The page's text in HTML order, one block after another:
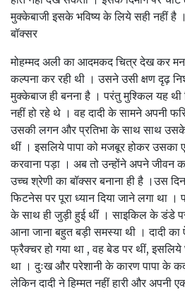
मुक्केबाजी इसके भविष्य के लिये सही नहीं है
बॉक्सर
मोहम्मद अली का आदमकद चित्र देख कर मन
कल्पना कर रही थी । उसने उसी क्षण दृढ़
मुक्केबाज ही बनना है । परंतु मुश्किल यह थी
नहीं हो रहे थे । वह दादी के सामने अपनी
उसकी लगन और प्रतिभा के साथ साथ
थीं । इसलिये पापा को मजबूर होकर उसका
करवाना पड़ा । अब तो उन्होंने अपने जीवन
उच्च श्रेणी का बॉक्सर बनाना ही है ।उस
फिटनेस पर पूरा ध्यान दिया जाने लगा था
के साथ ही जुड़ी हुई थीं । साइकिल के डंडे
आना जाना बहुत बड़ी समस्या थी । दादी
फ्रैक्चर हो गया था , वह बेड पर थीं, इसलिये
था । दुःख और परेशानी के कारण पापा के
लेकिन दादी ने हिम्मत नहीं हारी और अपनी